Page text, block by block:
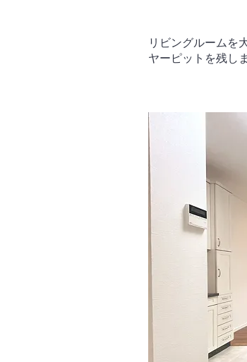
リビングルームを
ヤーピットを残し